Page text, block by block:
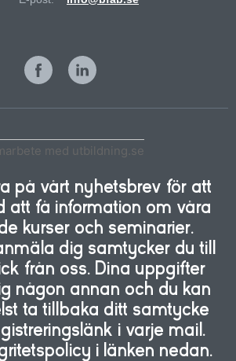
med utbildning.se
på vårt nyhetsbrev för att
att få information om våra
kurser och seminarier.
dig samtycker du till
från oss. Dina uppgifter
någon annan och du kan
ta tillbaka ditt samtycke
i varje mail.
i länken nedan.